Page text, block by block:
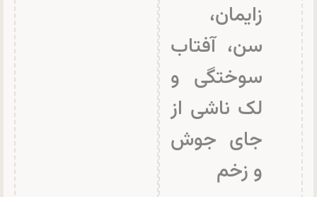
زایمان،
سن، آفتاب
سوختگی و
لک ناشی از
جای جوش
و زخم